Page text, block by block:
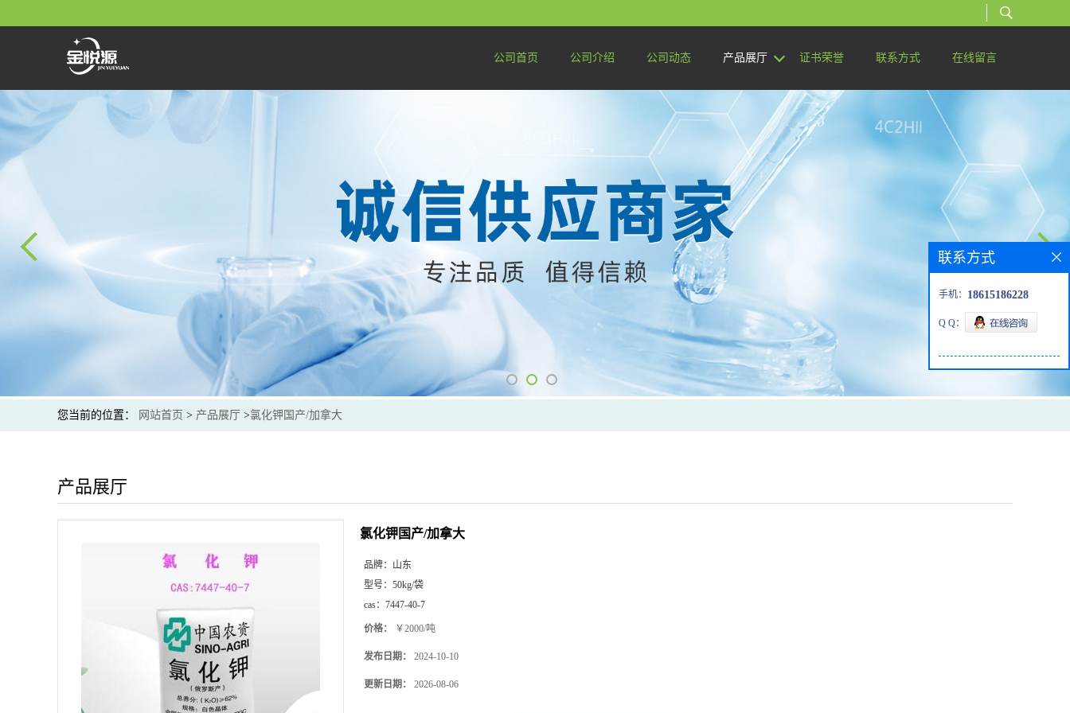
公司首页 公司介绍 公司动态 产品展厅 证书荣誉 联系方式 在线留言
您当前的位置： 网站首页 > 产品展厅 >氯化钾国产/加拿大
产品展厅
氯化钾国产/加拿大
品牌： 山东
型号： 50kg/袋
cas： 7447-40-7
价格： ￥2000/吨
发布日期： 2024-10-10
更新日期： 2026-08-06
联系方式
手机： 18615186228
Q Q：